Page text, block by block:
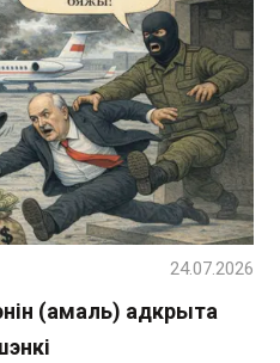
(амаль) адкрыта
24.07.2026